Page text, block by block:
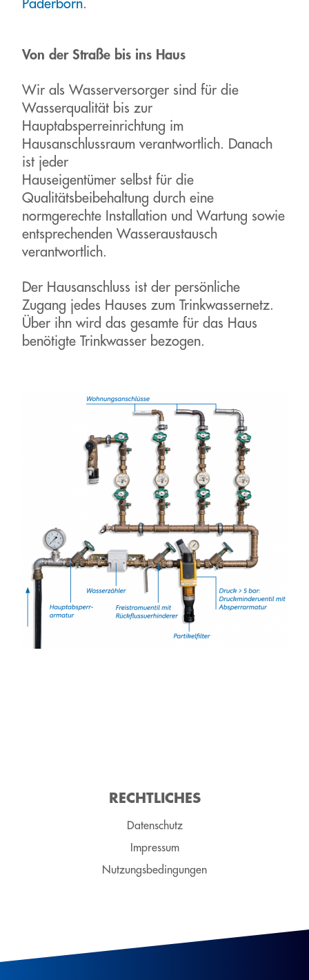
Paderborn.
Von der Straße bis ins Haus
Wir als Wasserversorger sind für die
Wasserqualität bis zur
Hauptabsperreinrichtung im
Hausanschlussraum verantwortlich. Danach
ist jeder
Hauseigentümer selbst für die
Qualitätsbeibehaltung durch eine
normgerechte Installation und Wartung sowie
entsprechenden Wasseraustausch
verantwortlich.
Der Hausanschluss ist der persönliche
Zugang jedes Hauses zum Trinkwassernetz.
Über ihn wird das gesamte für das Haus
benötigte Trinkwasser bezogen.
RECHT­LICH­ES
Datenschutz
Impressum
Nutzungsbedingungen